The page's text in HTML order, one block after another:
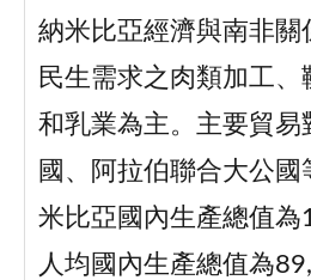
納米比亞經濟與南非關
民生需求之肉類加工、
和乳業為主。主要貿易
國、阿拉伯聯合大公
米比亞國內生產總值為
人均國內生產總值為